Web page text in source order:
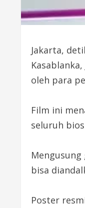
Jakarta,
oleh para
Film ini
seluruh
bisa
Poster